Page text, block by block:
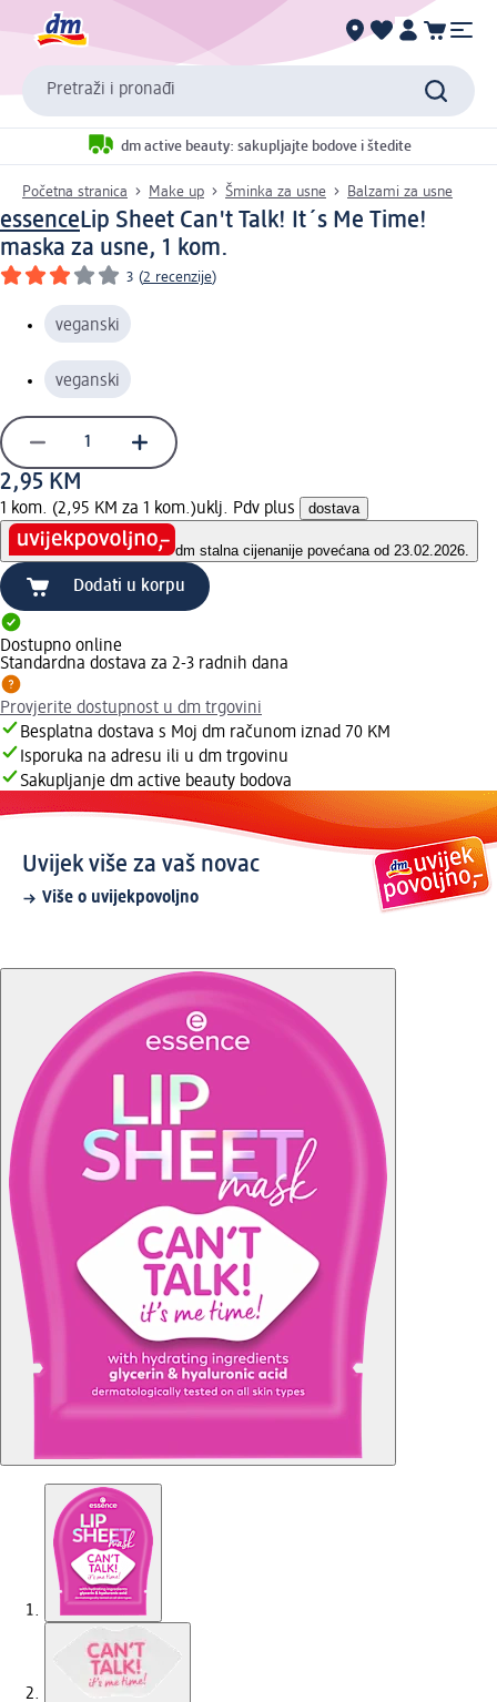
Pretraži i pronađi
dm active beauty: sakupljajte bodove i štedite
Početna stranica Make up Šminka za usne Balzami za usne
essenceLip Sheet Can't Talk! It´s Me Time!
maska za usne, 1 kom.
3 (2 recenzije)
veganski
veganski
2,95 KM
1 kom. (2,95 KM za 1 kom.)uklj. Pdv plus dostava
dm stalna cijenanije povećana od 23.02.2026.
Dodati u korpu
Dostupno online
Standardna dostava za 2-3 radnih dana
Provjerite dostupnost u dm trgovini
Besplatna dostava s Moj dm računom iznad 70 KM
Isporuka na adresu ili u dm trgovinu
Sakupljanje dm active beauty bodova
Uvijek više za vaš novac
Više o uvijekpovoljno